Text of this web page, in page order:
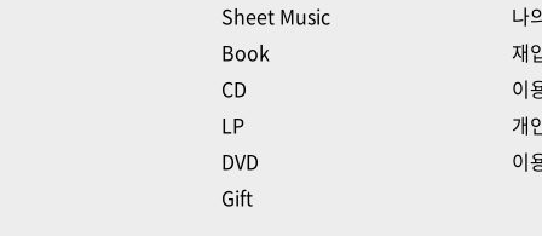
Sheet Music
Book
CD
LP
DVD
Gift
나
재
이
개
이